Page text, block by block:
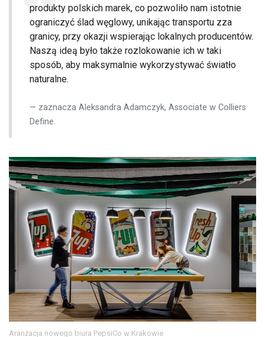
produkty polskich marek, co pozwoliło nam istotnie
ograniczyć ślad węglowy, unikając transportu zza
granicy, przy okazji wspierając lokalnych producentów.
Naszą ideą było także rozlokowanie ich w taki
sposób, aby maksymalnie wykorzystywać światło
naturalne.
zaznacza Aleksandra Adamczyk, Associate w Colliers
Define.
Aranżacja nowego biura PepsiCo w Krakowie